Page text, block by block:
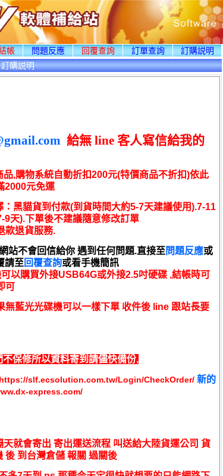
帳 問題反應 回覆查詢 訂單查詢
訂購説明
訂購説明
給無 line 客人寫信給我的
,購物系統自動折扣200元(特價商品不折扣)依此
2000元免運
黑貓貨到付款(到貨時間大約5-7天建議使用).7-11
9天).下單後不建議隨意修改訂單
款退貨服務.
站不會回信給你 遇到任何問題.直接至問題反應或
請至回覆查詢或看手機簡訊
以購買外接USB64G或外接2.5吋硬碟 ,結帳時可
可
無藍光光碟機可以一樣下單 收件後 line 跟站長要
保修所以資料寄到請儘快備份,
https://slf.ecsolution.com.tw/Login/CheckOrder/ 新的
express.com/
天就會寄出 寄出運送流程 叫送給大陸貨運公司 貨
後 到台灣倉儲 報關 過關後